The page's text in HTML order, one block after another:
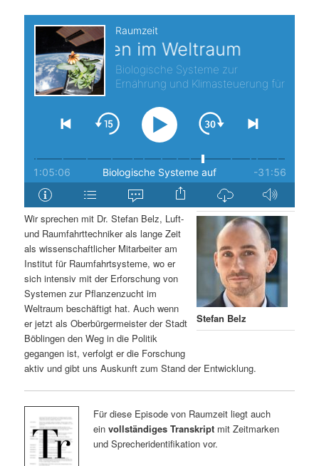
s
r
g
e
n
l
s
i
n
g
e
n
Stefan Belz
Wir sprechen mit Dr. Stefan Belz, Luft-
und Raumfahrttechniker als lange Zeit
als wissenschaftlicher Mitarbeiter am
Institut für Raumfahrtsysteme, wo er
sich intensiv mit der Erforschung von
Systemen zur Pflanzenzucht im
Weltraum beschäftigt hat. Auch wenn
er jetzt als Oberbürgermeister der Stadt
Böblingen den Weg in die Politik
gegangen ist, verfolgt er die Forschung
aktiv und gibt uns Auskunft zum Stand der Entwicklung.
Für diese Episode von Raumzeit liegt auch
ein vollständiges Transkriptmit Zeitmarken
und Sprecheridentifikation vor.